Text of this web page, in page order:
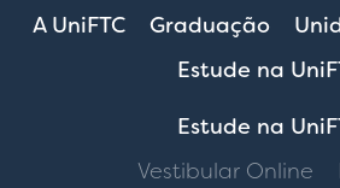
A UniFTC Graduação
Estude na
Estude na
Vestibular Online